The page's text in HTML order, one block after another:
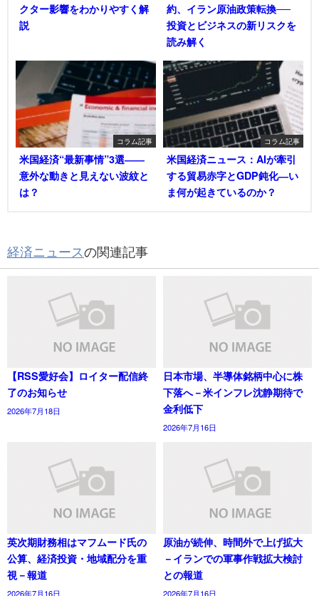
クター影響をわかりやすく解
説
約、イラン原油政策転換──
投資とビジネスの新リスクを
読み解く
コラム記事
米国経済“最新事情”3選――
意外な動きと見えない波紋と
は？
コラム記事
米国経済ニュース：AIが牽引
する貿易赤字とGDP鈍化―い
ま何が起きているのか？
経済ニュースの関連記事
【RSS愛好会】ロイター配信終
了のお知らせ
2026年7月18日
日本市場、半導体銘柄中心に株
下落へ－米インフレ沈静期待で
金利低下
2026年7月16日
英次期財務相はマフムード氏の
公算、経済投資・地域配分を重
視－報道
2026年7月16日
原油が続伸、時間外で上げ拡大
－イランでの軍事作戦拡大検討
との報道
2026年7月16日